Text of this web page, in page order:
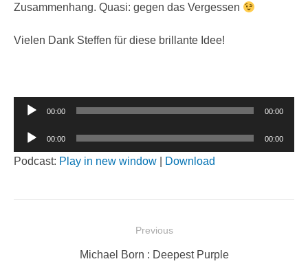
Zusammenhang. Quasi: gegen das Vergessen
Vielen Dank Steffen für diese brillante Idee!
Audio-
00:00 00:00
Audio-
Player
00:00 00:00
Podcast: Play in new window Download
BeitragsnavigationPrevious
Previous
Michael Born : Deepest Purple